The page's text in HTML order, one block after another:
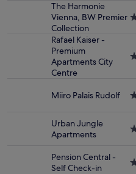
2 Erwachsenen
gefunden
Verfügbarkeiten
zusätzliche
Bedingungen
The Harmonie
Vienna, BW Premier
Collection
Rafael Kaiser -
Premium
Apartments City
Centre
Miiro Palais Rudolf
Urban Jungle
Apartments
Pension Central -
Self Check-in